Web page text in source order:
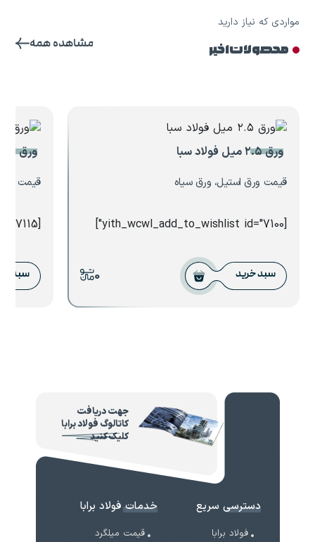
مواردی که نیاز دارید
محصولات اخیر مشاهده همه
ورق ۲.۵ میل فولاد سبا
قیمت ورق استیل، ورق سیاه
[yith_wcwl_add_to_wishlist id="7100"]
سبد خرید 0
ورق ۱.۲۵ میل هفت الماس
قیمت ورق
[yith_wcwl_add_to_wishlist id="7115"]
سبد
جهت دریافت
کاتالوگ فولاد برابا
کلیک کنید
دسترسی سریع
فولاد برابا
خدمات فولاد برابا
قیمت میلگرد